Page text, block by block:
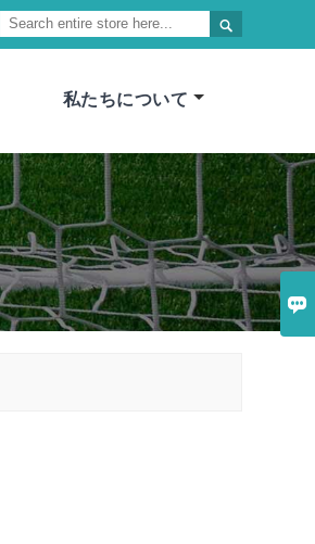


私たちについて